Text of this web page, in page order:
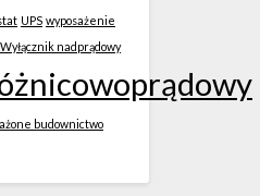
UPS wyposażenie
Wyłącznik nadprądowy
budownictwo